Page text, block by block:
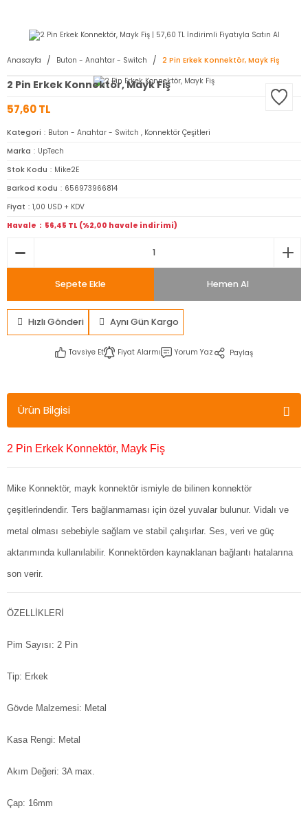
Anasayfa Buton - Anahtar - Switch 2 Pin Erkek Konnektör, Mayk Fiş
2 Pin Erkek Konnektör, Mayk Fiş
57,60 TL
Kategori Buton - Anahtar - Switch , Konnektör Çeşitleri
Marka
UpTech
Stok Kodu
Mike2E
Barkod Kodu
656973966814
Fiyat
1,00 USD + KDV
Havale
56,45 TL (%2,00 havale indirimi)
Sepete Ekle Hemen Al
Hızlı Gönderi Aynı Gün Kargo
Tavsiye Et Fiyat Alarmı Yorum Yaz Paylaş
Ürün Bilgisi
2 Pin Erkek Konnektör, Mayk Fiş
Mike Konnektör, mayk konnektör ismiyle de bilinen konnektör
çeşitlerindendir. Ters bağlanmaması için özel yuvalar bulunur. Vidalı ve
metal olması sebebiyle sağlam ve stabil çalışırlar. Ses, veri ve güç
aktarımında kullanılabilir. Konnektörden kaynaklanan bağlantı hatalarına
son verir.
ÖZELLİKLERİ
Pim Sayısı: 2 Pin
Tip: Erkek
Gövde Malzemesi: Metal
Kasa Rengi: Metal
Akım Değeri: 3A max.
Çap: 16mm